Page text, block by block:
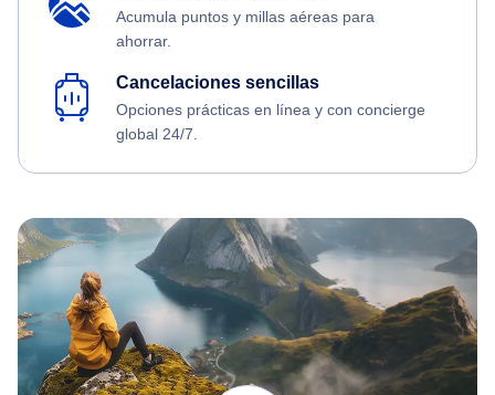
Acumula puntos y millas aéreas para
ahorrar.
Cancelaciones sencillas
Opciones prácticas en línea y con concierge
global 24/7.